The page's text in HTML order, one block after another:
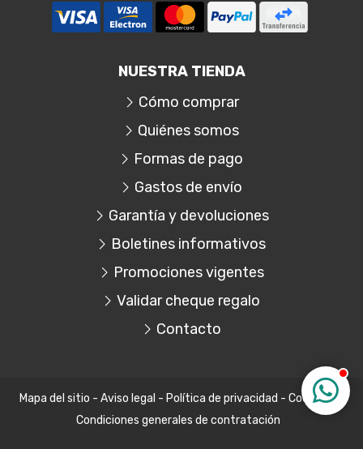
NUESTRA TIENDA
Cómo comprar
Quiénes somos
Formas de pago
Gastos de envío
Garantía y devoluciones
Boletines informativos
Promociones vigentes
Validar cheque regalo
Contacto
Mapa del sitio - Aviso legal - Política de privacidad - Cookies-
Condiciones generales de contratación